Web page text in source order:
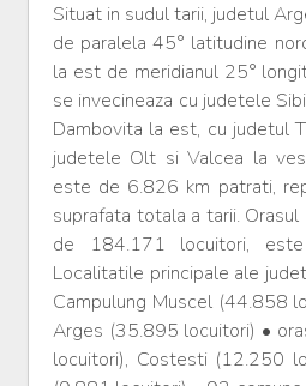
Situat in sudul tarii, judetul
de paralela 45° latitudine
la est de meridianul 25°
se invecineaza cu judetele
Dambovita la est, cu judetul
judetele Olt si Valcea la
este de 6.826 km patrati,
suprafata totala a tarii.
de 184.171 locuitori, este
Localitatile principale ale
Campulung Muscel (44.858
Arges (35.895 locuitori) •
locuitori), Costesti (12.250